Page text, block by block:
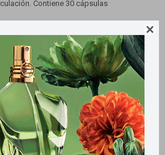

Contiene 30 cápsulas
y costos de envío